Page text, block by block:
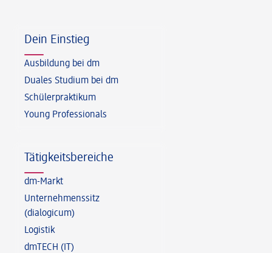
Dein Einstieg
Ausbildung bei dm
Duales Studium bei dm
Schülerpraktikum
Young Professionals
Tätigkeitsbereiche
dm-Markt
Unternehmenssitz
(dialogicum)
Logistik
dmTECH (IT)